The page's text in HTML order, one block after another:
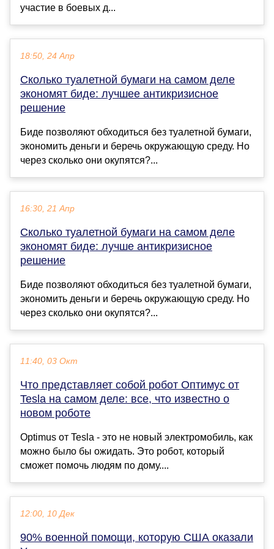
участие в боевых д...
18:50, 24 Апр
Сколько туалетной бумаги на самом деле
экономят биде: лучшее антикризисное
решение
Биде позволяют обходиться без туалетной бумаги,
экономить деньги и беречь окружающую среду. Но
через сколько они окупятся?...
16:30, 21 Апр
Сколько туалетной бумаги на самом деле
экономят биде: лучше антикризисное
решение
Биде позволяют обходиться без туалетной бумаги,
экономить деньги и беречь окружающую среду. Но
через сколько они окупятся?...
11:40, 03 Окт
Что представляет собой робот Оптимус от
Tesla на самом деле: все, что известно о
новом роботе
Optimus от Tesla - это не новый электромобиль, как
можно было бы ожидать. Это робот, который
сможет помочь людям по дому....
12:00, 10 Дек
90% военной помощи, которую США оказали